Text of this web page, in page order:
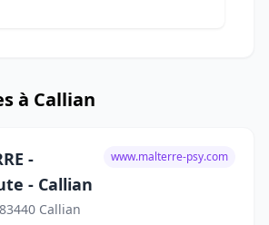
à Callian
-
- Callian
Callian
www.malterre-psy.com